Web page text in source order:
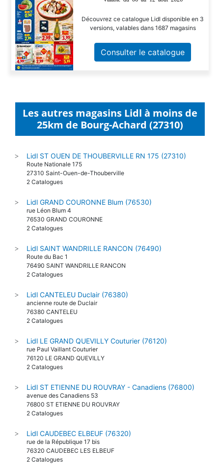
Découvrez ce catalogue Lidl disponible en 3
versions, valables dans 1687 magasins
Consulter le catalogue
Les autres magasins Lidl à moins de
25km de Bourg-Achard (27310)
> Lidl ST OUEN DE THOUBERVILLE RN 175 (27310)
Route Nationale 175
27310 Saint-Ouen-de-Thouberville
2 Catalogues
> Lidl GRAND COURONNE Blum (76530)
rue Léon Blum 4
76530 GRAND COURONNE
2 Catalogues
> Lidl SAINT WANDRILLE RANCON (76490)
Route du Bac 1
76490 SAINT WANDRILLE RANCON
2 Catalogues
> Lidl CANTELEU Duclair (76380)
ancienne route de Duclair
76380 CANTELEU
2 Catalogues
> Lidl LE GRAND QUEVILLY Couturier (76120)
rue Paul Vaillant Couturier
76120 LE GRAND QUEVILLY
2 Catalogues
> Lidl ST ETIENNE DU ROUVRAY - Canadiens (76800)
avenue des Canadiens 53
76800 ST ETIENNE DU ROUVRAY
2 Catalogues
> Lidl CAUDEBEC ELBEUF (76320)
rue de la République 17 bis
76320 CAUDEBEC LES ELBEUF
2 Catalogues